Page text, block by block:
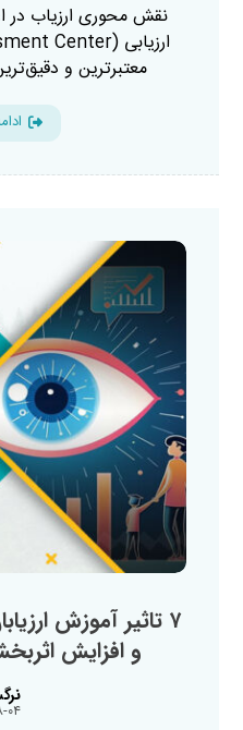
نقش محوری ارزیاب در
معتبرترین و
۷ تاثیر آموزش
و افزایش